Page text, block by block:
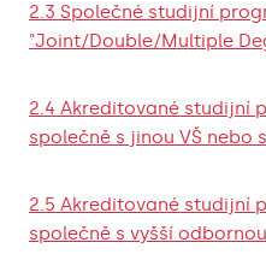
2.3 Společné studijní
"Joint/Double/Multiple
2.4 Akreditované studijní
společně s jinou VŠ nebo
2.5 Akreditované studijní
společně s vyšší